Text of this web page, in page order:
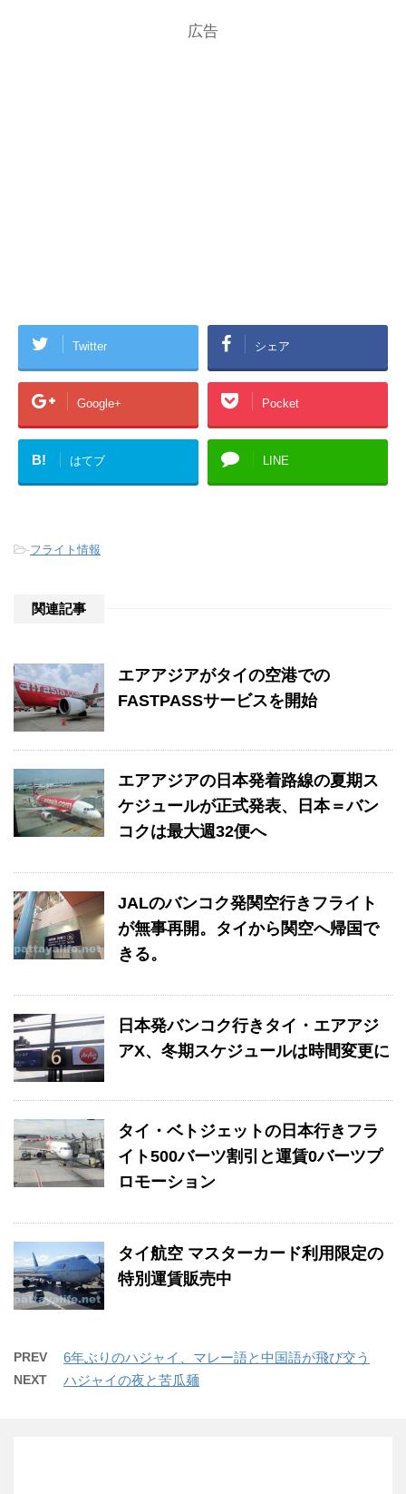
広告
Twitter シェア
Google+ Pocket
B! はてブ LINE
-フライト情報
関連記事
エアアジアがタイの空港での
FASTPASSサービスを開始
エアアジアの日本発着路線の夏期ス
ケジュールが正式発表、日本＝バン
コクは最大週32便へ
JALのバンコク発関空行きフライト
が無事再開。タイから関空へ帰国で
きる。
日本発バンコク行きタイ・エアアジ
アX、冬期スケジュールは時間変更に
タイ・ベトジェットの日本行きフラ
イト500バーツ割引と運賃0バーツプ
ロモーション
タイ航空 マスターカード利用限定の
特別運賃販売中
PREV 6年ぶりのハジャイ、マレー語と中国語が飛び交う
NEXT ハジャイの夜と苦瓜麺